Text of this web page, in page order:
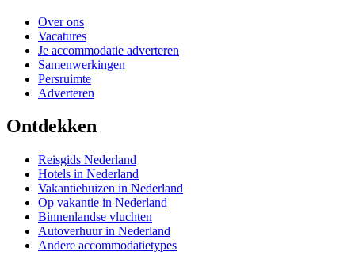
Over ons
Vacatures
Je accommodatie adverteren
Samenwerkingen
Persruimte
Adverteren
Ontdekken
Reisgids Nederland
Hotels in Nederland
Vakantiehuizen in Nederland
Op vakantie in Nederland
Binnenlandse vluchten
Autoverhuur in Nederland
Andere accommodatietypes